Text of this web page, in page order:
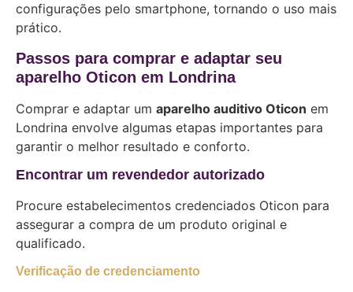
configurações pelo smartphone, tornando o uso mais
prático.
Passos para comprar e adaptar seu
aparelho Oticon em Londrina
Comprar e adaptar um aparelho auditivo Oticon em
Londrina envolve algumas etapas importantes para
garantir o melhor resultado e conforto.
Encontrar um revendedor autorizado
Procure estabelecimentos credenciados Oticon para
assegurar a compra de um produto original e
qualificado.
Verificação de credenciamento